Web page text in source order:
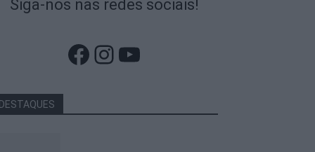
Siga-nos nas redes sociais!
Facebook
Instagram
YouTube
DESTAQUES